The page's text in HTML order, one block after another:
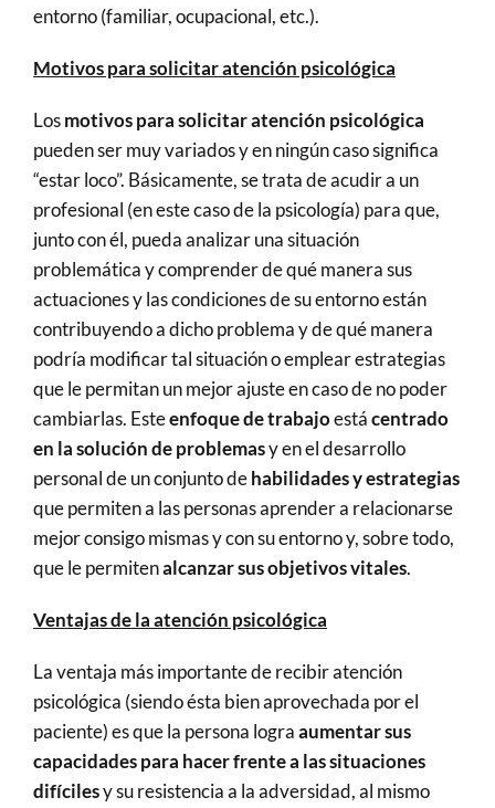
entorno (familiar, ocupacional, etc.).
Motivos para solicitar atención psicológica
Losmotivos para solicitar atención psicológica
pueden ser muy variados y en ningún caso significa
“estar loco”. Básicamente, se trata de acudir a un
profesional (en este caso de la psicología) para que,
junto con él, pueda analizar una situación
problemática y comprender de qué manera sus
actuaciones y las condiciones de su entorno están
contribuyendo a dicho problema y de qué manera
podría modificar tal situación o emplear estrategias
que le permitan un mejor ajuste en caso de no poder
cambiarlas. Esteenfoque de trabajoestácentrado
en la solución de problemasy en el desarrollo
personal de un conjunto dehabilidades y estrategias
que permiten a las personas aprender a relacionarse
mejor consigo mismas y con su entorno y, sobre todo,
que le permitenalcanzar sus objetivos vitales.
Ventajas de la atención psicológica
La ventaja más importante de recibir atención
psicológica (siendo ésta bien aprovechada por el
paciente) es que la persona lograaumentar sus
capacidades para hacer frente a las situaciones
difícilesy su resistencia a la adversidad, al mismo